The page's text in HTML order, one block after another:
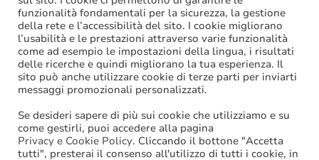
ULTIME NOTIZIE
La soppressione dei vecchi tetti di spesa
offre più margini anche per l’aumento del
salario accessorio
ACCRUAL: come si registrano i
trasferimenti vincolati per investimenti
riscossi prima del 2025?
Oggi in Cdm il nuovo “Decreto PA”: molte
le novità di interesse per gli enti locali
Niente assunzioni tramite scorrimento di
funzionalità fondamentali per la sicurezza, la gestione
della rete e l’accessibilità del sito. I cookie migliorano
l’usabilità e le prestazioni attraverso varie funzionalità
come ad esempio le impostazioni della lingua, i risultati
delle ricerche e quindi migliorano la tua esperienza. Il
sito può anche utilizzare cookie di terze parti per inviarti
messaggi promozionali personalizzati.
Se desideri sapere di più sui cookie che utilizziamo e su
come gestirli, puoi accedere alla pagina
Privacy e Cookie Policy. Cliccando il bottone "Accetta
tutti", presterai il consenso all'utilizzo di tutti i cookie, in